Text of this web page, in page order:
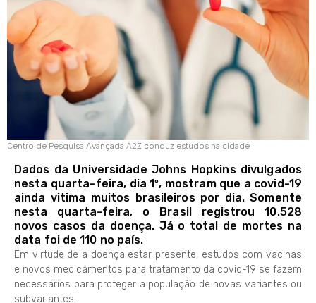
Centro de Pesquisa Avançada A2Z conduz estudos na cidade
Dados da Universidade Johns Hopkins divulgados
nesta quarta-feira, dia 1º, mostram que a covid-19
ainda vitima muitos brasileiros por dia. Somente
nesta quarta-feira, o Brasil registrou 10.528
novos casos da doença. Já o total de mortes na
data foi de 110 no país.
Em virtude de a doença estar presente, estudos com vacinas
e novos medicamentos para tratamento da covid-19 se fazem
necessários para proteger a população de novas variantes ou
subvariantes.